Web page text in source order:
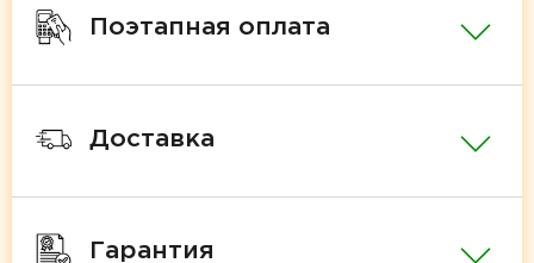
Поэтапная оплата
Доставка
Гарантия